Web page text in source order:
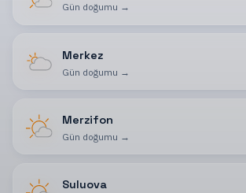
Gün doğumu →
Merkez
Gün doğumu →
Merzifon
Gün doğumu →
Suluova